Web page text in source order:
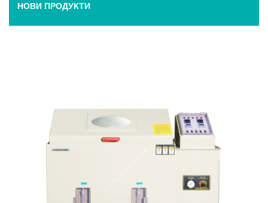
НОВИ ПРОДУКТИ